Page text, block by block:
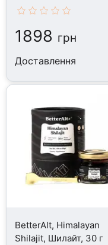
1898 грн
Доставлення
BetterAlt, Himalayan
Shilajit, Шилайт, 30 г